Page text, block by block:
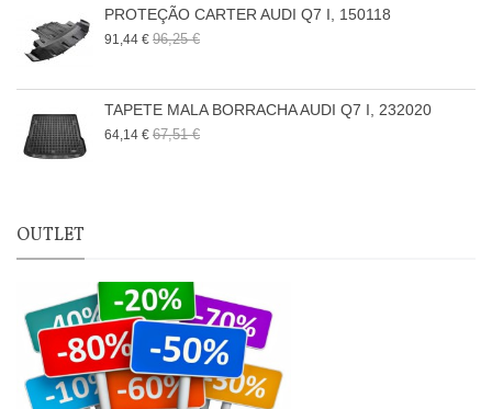
PROTEÇÃO CARTER AUDI Q7 I, 150118
91,44 € 96,25 €
TAPETE MALA BORRACHA AUDI Q7 I, 232020
64,14 € 67,51 €
OUTLET